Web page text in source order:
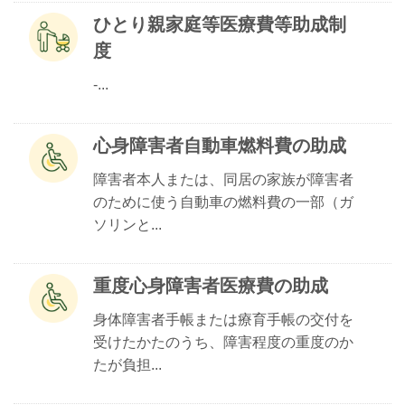
ひとり親家庭等医療費等助成制
度
-...
心身障害者自動車燃料費の助成
障害者本人または、同居の家族が障害者
のために使う自動車の燃料費の一部（ガ
ソリンと...
重度心身障害者医療費の助成
身体障害者手帳または療育手帳の交付を
受けたかたのうち、障害程度の重度のか
たが負担...